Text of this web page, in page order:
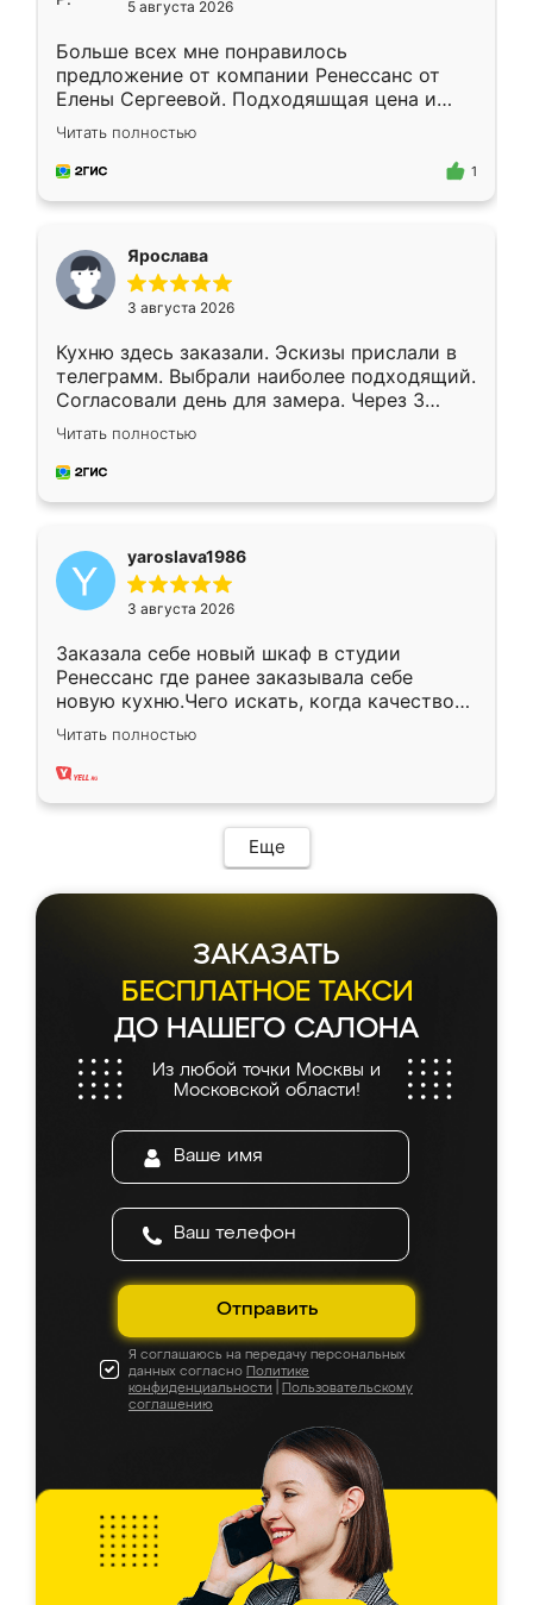
5 августа 2026
Больше всех мне понравилось
предложение от компании Ренессанс от
Елены Сергеевой. Подходяшщая цена и
короткие сроки изготовления. Приехавший
для замера сотрудник Владислав
предложил по моему эскизу самый
Читать полностью
1
Ярослава
3 августа 2026
Кухню здесь заказали. Эскизы прислали в
телеграмм. Выбрали наиболее подходящий.
Согласовали день для замера. Через 3
недели кухня была уже готова. Остались
довольны работой. Спасибо Ренессанс
мебель за качественную работу!
Читать полностью
yaroslava1986
3 августа 2026
Заказала себе новый шкаф в студии
Ренессанс где ранее заказывала себе
новую кухню.Чего искать, когда качеством
вполне довольна. Служит кухня уже почти
два года, нареканий нет.
Читать полностью
Еще
ЗАКАЗАТЬ
БЕСПЛАТНОЕ ТАКСИ
ДО НАШЕГО САЛОНА
Из любой точки Москвы и
Московской области!
Отправить
Я соглашаюсь на передачу персональных
данных согласно Политике
конфиденциальности
Пользовательскому
соглашению